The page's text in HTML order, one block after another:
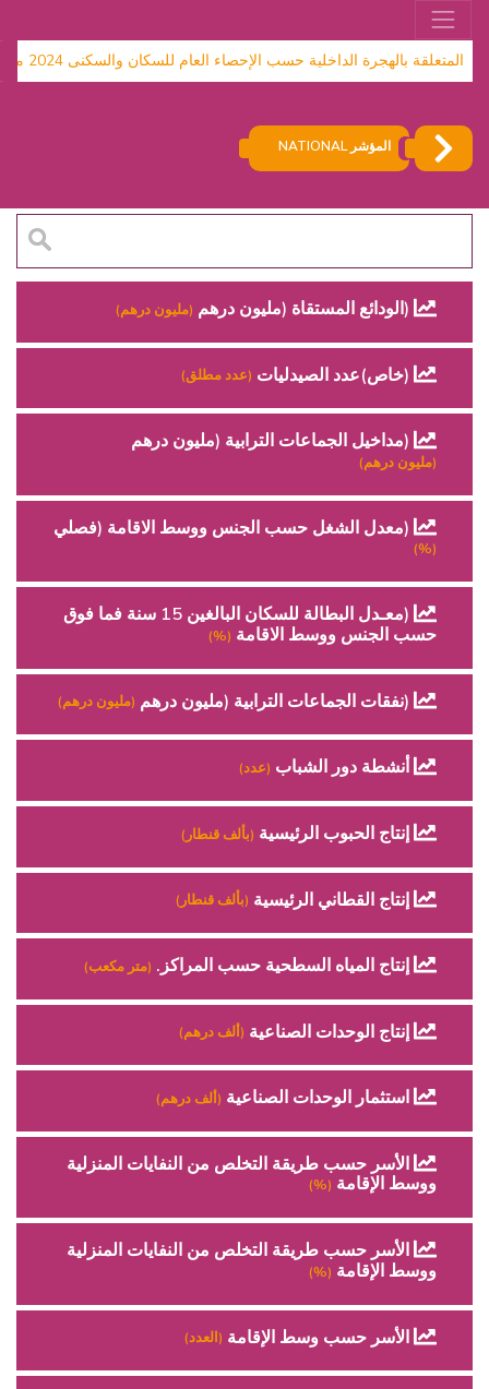
بالهجرة الداخلية حسب الإحصاء العام للسكان والسكنى 2024 متاحة
المؤشر NATIONAL
(الودائع المستقاة (مليون درهم (مليون درهم)
(خاص)عدد الصيدليات (عدد مطلق)
(مداخيل الجماعات الترابية (مليون درهم
(مليون درهم)
(معدل الشغل حسب الجنس ووسط الاقامة (فصلي
(%)
(معـدل البطالة للسكان البالغين 15 سنة فما فوق
حسب الجنس ووسط الاقامة (%)
(نفقات الجماعات الترابية (مليون درهم (مليون درهم)
أنشطة دور الشباب (عدد)
إنتاج الحبوب الرئيسية (بألف قنطار)
إنتاج القطاني الرئيسية (بألف قنطار)
إنتاج المياه السطحية حسب المراكز. (متر مكعب)
إنتاج الوحدات الصناعية (ألف درهم)
استثمار الوحدات الصناعية (ألف درهم)
الأسر حسب طريقة التخلص من النفايات المنزلية
ووسط الإقامة (%)
الأسر حسب طريقة التخلص من النفايات المنزلية
ووسط الإقامة (%)
الأسر حسب وسط الإقامة (العدد)